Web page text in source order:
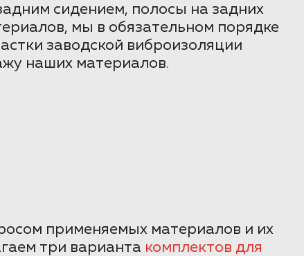
сидением, полосы на задних
мы в обязательном порядке
заводской виброизоляции
наших материалов.
применяемых материалов и их
три варианта комплектов для